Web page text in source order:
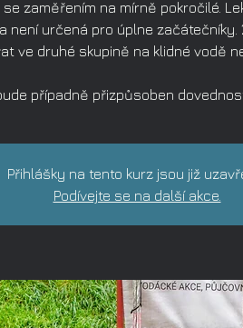
se zaměřením na mírně pokročilé.
není určená pro úplne
ve druhé skupině na klidné vodě
případně přizpůsoben
Přihlášky na tento kurz jsou již
Podívejte se na další akce.